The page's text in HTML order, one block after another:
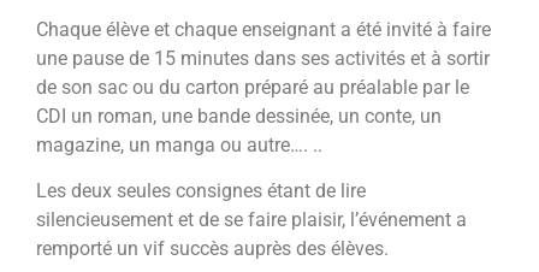
Chaque élève et chaque enseignant a été invité à faire
une pause de 15 minutes dans ses activités et à sortir
de son sac ou du carton préparé au préalable par le
CDI un roman, une bande dessinée, un conte, un
magazine, un manga ou autre…. ..
Les deux seules consignes étant de lire
silencieusement et de se faire plaisir, l’événement a
remporté un vif succès auprès des élèves.